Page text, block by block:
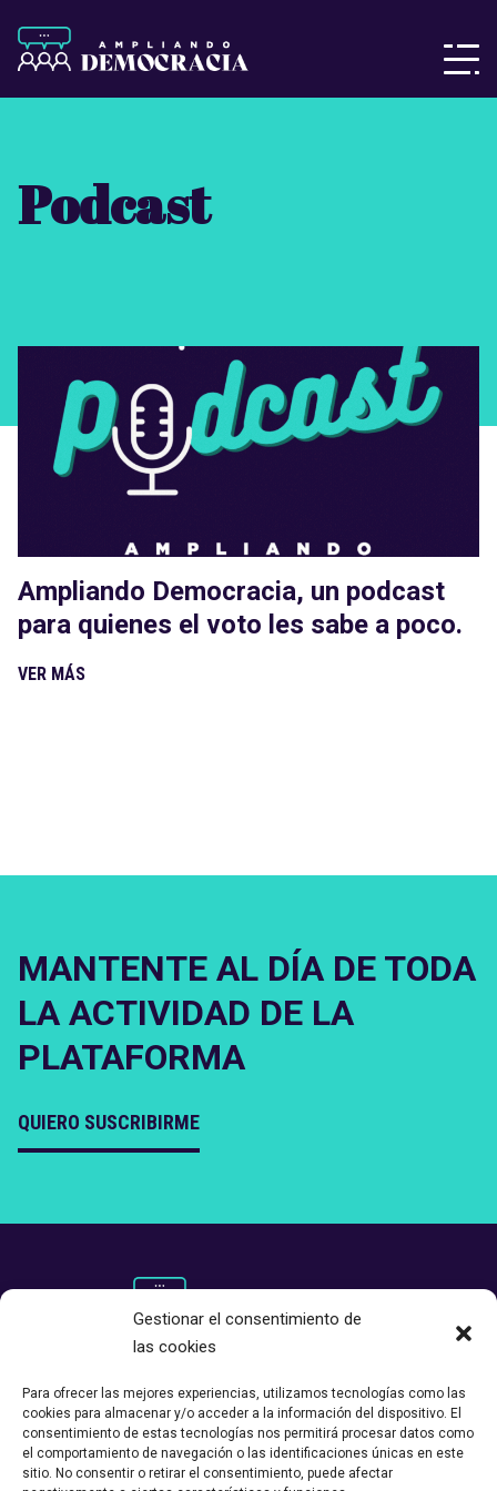
Gestionar el consentimiento de
las cookies
Para ofrecer las mejores experiencias, utilizamos tecnologías como las
cookies para almacenar y/o acceder a la información del dispositivo. El
consentimiento de estas tecnologías nos permitirá procesar datos como
el comportamiento de navegación o las identificaciones únicas en este
sitio. No consentir o retirar el consentimiento, puede afectar
Podcast
Ampliando Democracia, un podcast
para quienes el voto les sabe a poco.
VER MÁS
MANTENTE AL DÍA DE TODA
LA ACTIVIDAD DE LA
PLATAFORMA
QUIERO SUSCRIBIRME